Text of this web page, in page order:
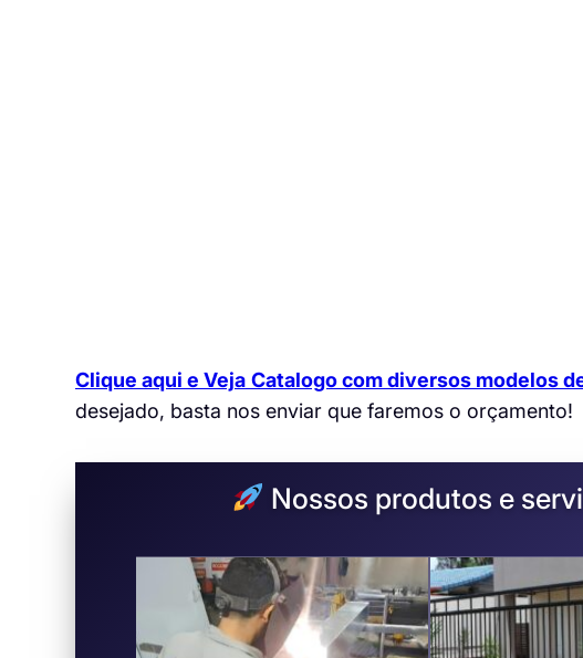
Clique aqui e Veja Catalogo com diversos modelos
desejado, basta nos enviar que faremos o orçamento!
Nossos produtos e